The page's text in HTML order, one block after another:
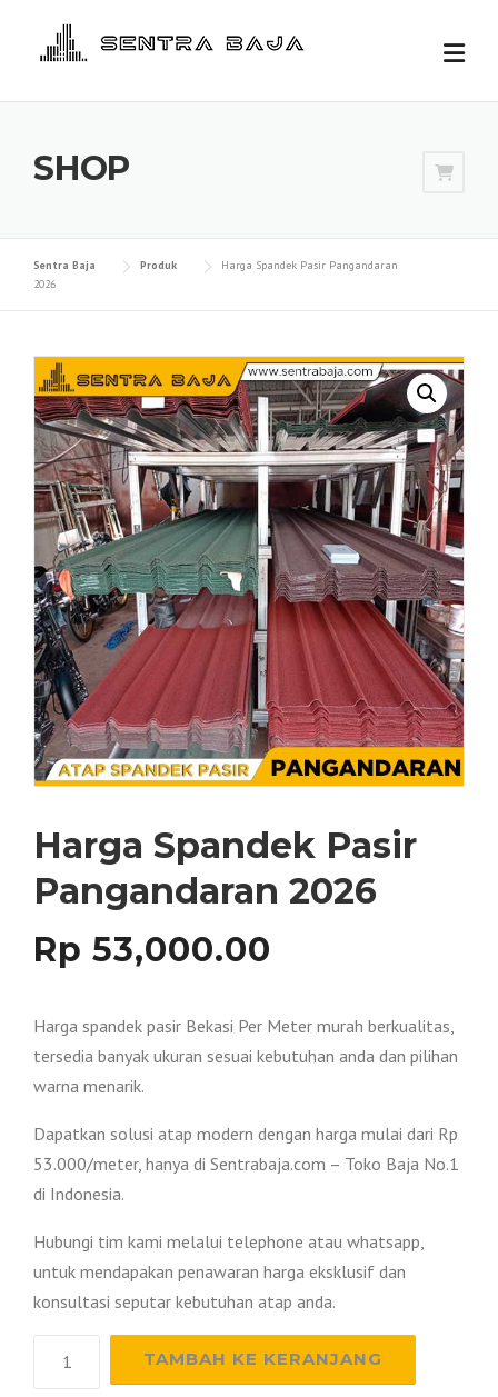
SHOP
Sentra Baja Produk
Harga Spandek Pasir Pangandaran
2026
Harga Spandek Pasir
Pangandaran 2026
Rp 53,000.00
Harga spandek pasir Bekasi Per Meter murah berkualitas,
tersedia banyak ukuran sesuai kebutuhan anda dan pilihan
warna menarik.
Dapatkan solusi atap modern dengan harga mulai dari Rp
53.000/meter, hanya di Sentrabaja.com – Toko Baja No.1
di Indonesia.
Hubungi tim kami melalui telephone atau whatsapp,
untuk mendapakan penawaran harga eksklusif dan
konsultasi seputar kebutuhan atap anda.
TAMBAH KE KERANJANG